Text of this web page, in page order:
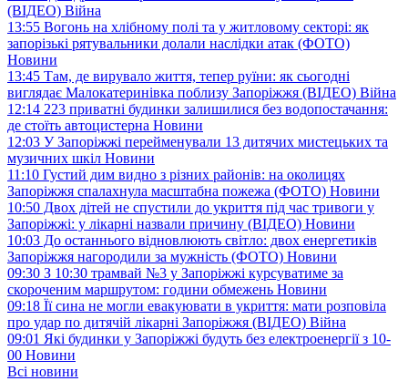
(ВІДЕО) Війна
13:55 Вогонь на хлібному полі та у житловому секторі: як
запорізькі рятувальники долали наслідки атак (ФОТО)
Новини
13:45 Там, де вирувало життя, тепер руїни: як сьогодні
виглядає Малокатеринівка поблизу Запоріжжя (ВІДЕО) Війна
12:14 223 приватні будинки залишилися без водопостачання:
де стоїть автоцистерна Новини
12:03 У Запоріжжі перейменували 13 дитячих мистецьких та
музичних шкіл Новини
11:10 Густий дим видно з різних районів: на околицях
Запоріжжя спалахнула масштабна пожежа (ФОТО) Новини
10:50 Двох дітей не спустили до укриття під час тривоги у
Запоріжжі: у лікарні назвали причину (ВІДЕО) Новини
10:03 До останнього відновлюють світло: двох енергетиків
Запоріжжя нагородили за мужність (ФОТО) Новини
09:30 З 10:30 трамвай №3 у Запоріжжі курсуватиме за
скороченим маршрутом: години обмежень Новини
09:18 Її сина не могли евакуювати в укриття: мати розповіла
про удар по дитячій лікарні Запоріжжя (ВІДЕО) Війна
09:01 Які будинки у Запоріжжі будуть без електроенергії з 10-
00 Новини
Всі новини